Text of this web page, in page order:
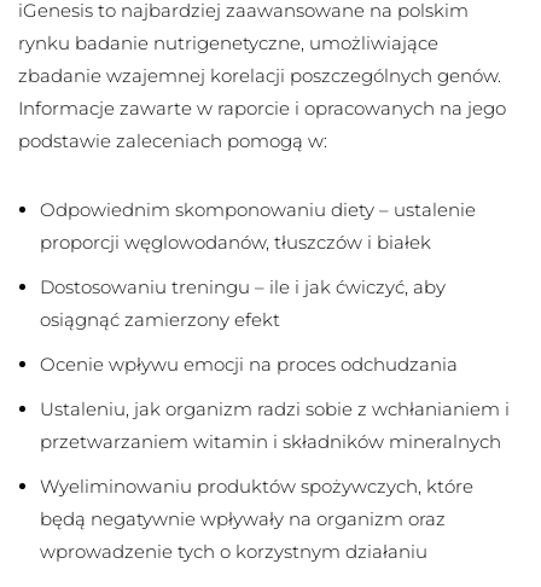
iGenesis to najbardziej zaawansowane na polskim
rynku badanie nutrigenetyczne, umożliwiające
zbadanie wzajemnej korelacji poszczególnych genów.
Informacje zawarte w raporcie i opracowanych na jego
podstawie zaleceniach pomogą w:
Odpowiednim skomponowaniu diety – ustalenie
proporcji węglowodanów, tłuszczów i białek
Dostosowaniu treningu – ile i jak ćwiczyć, aby
osiągnąć zamierzony efekt
Ocenie wpływu emocji na proces odchudzania
Ustaleniu, jak organizm radzi sobie z wchłanianiem i
przetwarzaniem witamin i składników mineralnych
Wyeliminowaniu produktów spożywczych, które
będą negatywnie wpływały na organizm oraz
wprowadzenie tych o korzystnym działaniu